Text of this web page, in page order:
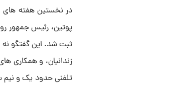
پوتین، رئیس جمهور
ثبت شد. این گفتگو نه
زندانیان، و همکاری
تلفنی حدود یک و نیم